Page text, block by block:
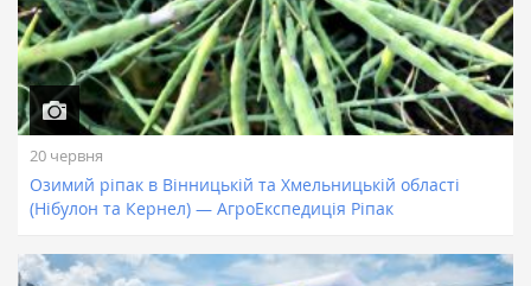
20 червня
Озимий ріпaк в Вінницькій тa Хмельницькій облaсті
(Нібулон тa Кернел) — AгроЕкспедиція Ріпaк